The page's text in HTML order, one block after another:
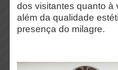
dos visitantes quanto à
além da qualidade
presença do milagre.